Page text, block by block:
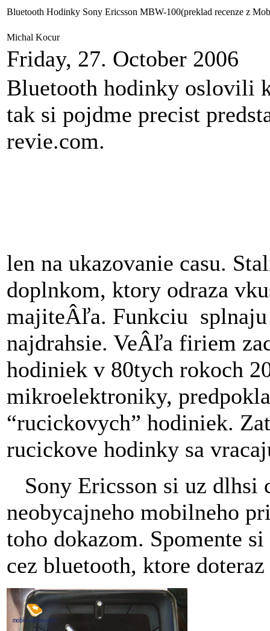
Bluetooth Hodinky Sony Ericsson MBW-100(preklad recenze z
Michal Kocur
Friday, 27. October 2006
Bluetooth hodinky oslovili
tak si pojdme precist
revie.com.
len na ukazovanie casu.
doplnkom, ktory odraza
majiteÂľa. Funkciu splnaju
najdrahsie. VeÂľa firiem
hodiniek v 80tych rokoch
mikroelektroniky,
“rucickovych” hodiniek.
rucickove hodinky sa
Sony Ericsson si uz dlhsi
neobycajneho mobilneho
toho dokazom. Spomente
cez bluetooth, ktore